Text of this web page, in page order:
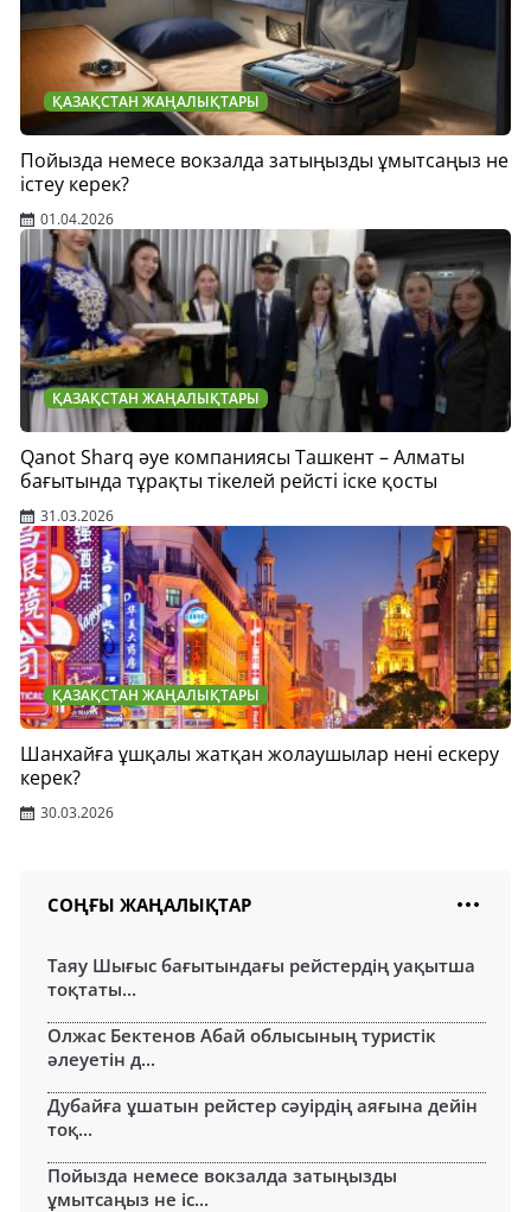
ҚАЗАҚСТАН ЖАҢАЛЫҚТАРЫ
Пойызда немесе вокзалда затыңызды ұмытсаңыз не
істеу керек?
01.04.2026
ҚАЗАҚСТАН ЖАҢАЛЫҚТАРЫ
Qanot Sharq әуе компаниясы Ташкент – Алматы
бағытында тұрақты тікелей рейсті іске қосты
31.03.2026
ҚАЗАҚСТАН ЖАҢАЛЫҚТАРЫ
Шанхайға ұшқалы жатқан жолаушылар нені ескеру
керек?
30.03.2026
СОҢҒЫ ЖАҢАЛЫҚТАР
Таяу Шығыс бағытындағы рейстердің уақытша
тоқтаты...
Олжас Бектенов Абай облысының туристік
әлеуетін д...
Дубайға ұшатын рейстер сәуірдің аяғына дейін
тоқ...
Пойызда немесе вокзалда затыңызды
ұмытсаңыз не іс...